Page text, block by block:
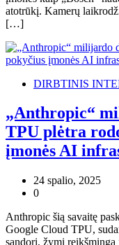
atotrūkį. Kamerų
[…]
DIRBTINIS
„Anthropic“
TPU plėtra
įmonės AI
24 spalio, 2025
0
Anthropic šią savaitę
Google Cloud TPU,
sandorį, žymi